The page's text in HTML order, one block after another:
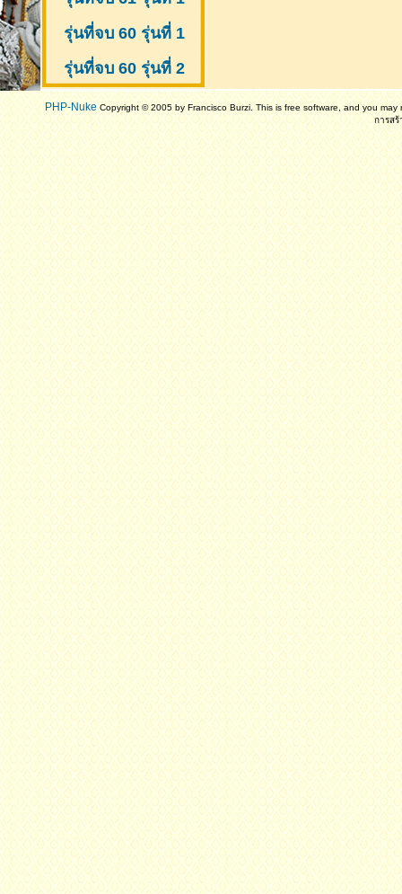
รุ่นที่จบ 60 รุ่นที่ 1
รุ่นที่จบ 60 รุ่นที่ 2
PHP-NukeCopyright © 2005 by Francisco Burzi. This is free software, and you
การส